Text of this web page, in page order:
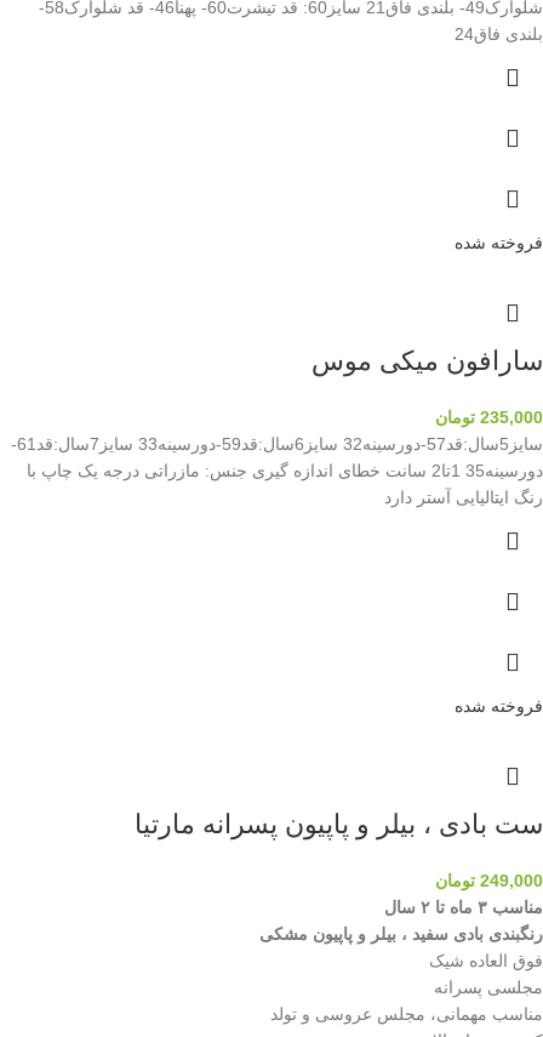
شلوارک49- بلندی فاق21 سایز60: قد تیشرت60- پهنا46- قد شلوارک58-
بلندی فاق24
فروخته شده
سارافون میکی موس
235,000 تومان
سایز5سال:قد57-دورسینه32 سایز6سال:قد59-دورسینه33 سایز7سال:قد61-
دورسینه35 1تا2 سانت خطای اندازه گیری جنس: مازراتی درجه یک چاپ با
رنگ ایتالیایی آستر دارد
فروخته شده
ست بادی ، بیلر و پاپیون پسرانه مارتیا
249,000 تومان
مناسب ۳ ماه تا ۲ سال
رنگبندی بادی سفید ، بیلر و پاپیون مشکی
فوق العاده شیک
مجلسی پسرانه
مناسب مهمانی، مجلس عروسی و تولد